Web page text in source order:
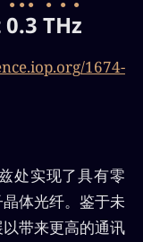
THz
1674-
处实现了具有零
体光纤。鉴于未
带来更高的通讯